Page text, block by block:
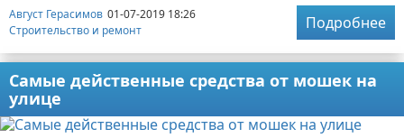
Август Герасимов 01-07-2019 18:26
Строительство и ремонт
Подробнее
Самые действенные средства от мошек на
улице